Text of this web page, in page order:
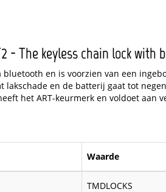
- The keyless chain lock
en is voorzien van een
lakschade en de batterij gaat tot
het ART-keurmerk en voldoet aan
Waarde
TMDLOCKS